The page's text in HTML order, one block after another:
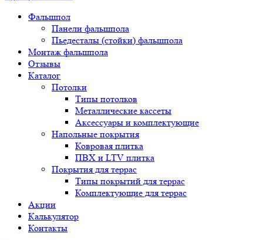
Фальшпол
Панели фальшпола
Пьедесталы (стойки) фальшпола
Монтаж фальшпола
Отзывы
Каталог
Потолки
Типы потолков
Металлические кассеты
Аксессуары и комплектующие
Напольные покрытия
Ковровая плитка
ПВХ и LTV плитка
Покрытия для террас
Типы покрытий для террас
Комплектующие для террас
Акции
Калькулятор
Контакты